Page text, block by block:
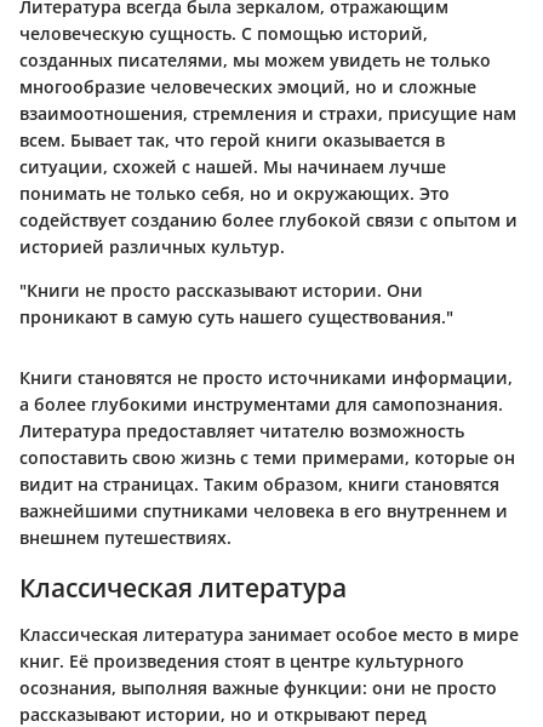
Литература всегда была зеркалом, отражающим
человеческую сущность. С помощью историй,
созданных писателями, мы можем увидеть не только
многообразие человеческих эмоций, но и сложные
взаимоотношения, стремления и страхи, присущие нам
всем. Бывает так, что герой книги оказывается в
ситуации, схожей с нашей. Мы начинаем лучше
понимать не только себя, но и окружающих. Это
содействует созданию более глубокой связи с опытом и
историей различных культур.
"Книги не просто рассказывают истории. Они
проникают в самую суть нашего существования."
Книги становятся не просто источниками информации,
а более глубокими инструментами для самопознания.
Литература предоставляет читателю возможность
сопоставить свою жизнь с теми примерами, которые он
видит на страницах. Таким образом, книги становятся
важнейшими спутниками человека в его внутреннем и
внешнем путешествиях.
Классическая литература
Классическая литература занимает особое место в мире
книг. Её произведения стоят в центре культурного
осознания, выполняя важные функции: они не просто
рассказывают истории, но и открывают перед